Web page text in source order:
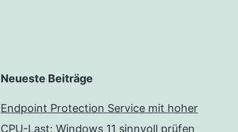
Neueste Beiträge
Endpoint Protection Service mit hoher
CPU-Last: Windows 11 sinnvoll prüfen